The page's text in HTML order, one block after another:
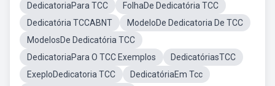
DedicatoriaPara TCC
FolhaDe Dedicatória TCC
Dedicatória TCCABNT
ModeloDe Dedicatoria De TCC
ModelosDe Dedicatória TCC
DedicatoriaPara O TCC Exemplos
DedicatóriasTCC
ExeploDedicatoria TCC
DedicatóriaEm Tcc